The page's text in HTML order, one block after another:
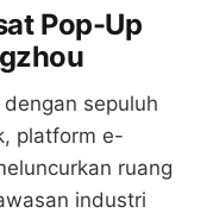
Pop-Up
sepuluh
platform e-
ruang
industri